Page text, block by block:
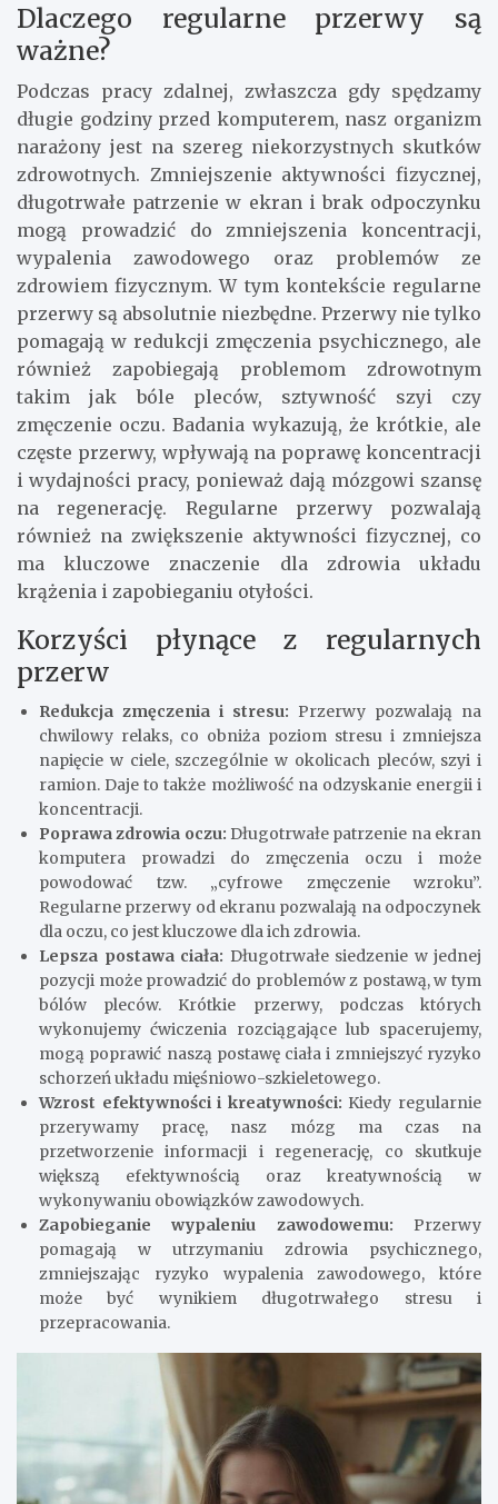
Dlaczego regularne przerwy są
ważne?
Podczas pracy zdalnej, zwłaszcza gdy spędzamy
długie godziny przed komputerem, nasz organizm
narażony jest na szereg niekorzystnych skutków
zdrowotnych. Zmniejszenie aktywności fizycznej,
długotrwałe patrzenie w ekran i brak odpoczynku
mogą prowadzić do zmniejszenia koncentracji,
wypalenia zawodowego oraz problemów ze
zdrowiem fizycznym. W tym kontekście regularne
przerwy są absolutnie niezbędne. Przerwy nie tylko
pomagają w redukcji zmęczenia psychicznego, ale
również zapobiegają problemom zdrowotnym
takim jak bóle pleców, sztywność szyi czy
zmęczenie oczu. Badania wykazują, że krótkie, ale
częste przerwy, wpływają na poprawę koncentracji
i wydajności pracy, ponieważ dają mózgowi szansę
na regenerację. Regularne przerwy pozwalają
również na zwiększenie aktywności fizycznej, co
ma kluczowe znaczenie dla zdrowia układu
krążenia i zapobieganiu otyłości.
Korzyści płynące z regularnych
przerw
Redukcja zmęczenia i stresu: Przerwy pozwalają na
chwilowy relaks, co obniża poziom stresu i zmniejsza
napięcie w ciele, szczególnie w okolicach pleców, szyi i
ramion. Daje to także możliwość na odzyskanie energii i
koncentracji.
Poprawa zdrowia oczu: Długotrwałe patrzenie na ekran
komputera prowadzi do zmęczenia oczu i może
powodować tzw. „cyfrowe zmęczenie wzroku”.
Regularne przerwy od ekranu pozwalają na odpoczynek
dla oczu, co jest kluczowe dla ich zdrowia.
Lepsza postawa ciała: Długotrwałe siedzenie w jednej
pozycji może prowadzić do problemów z postawą, w tym
bólów pleców. Krótkie przerwy, podczas których
wykonujemy ćwiczenia rozciągające lub spacerujemy,
mogą poprawić naszą postawę ciała i zmniejszyć ryzyko
schorzeń układu mięśniowo-szkieletowego.
Wzrost efektywności i kreatywności: Kiedy regularnie
przerywamy pracę, nasz mózg ma czas na
przetworzenie informacji i regenerację, co skutkuje
większą efektywnością oraz kreatywnością w
wykonywaniu obowiązków zawodowych.
Zapobieganie wypaleniu zawodowemu: Przerwy
pomagają w utrzymaniu zdrowia psychicznego,
zmniejszając ryzyko wypalenia zawodowego, które
może być wynikiem długotrwałego stresu i
przepracowania.